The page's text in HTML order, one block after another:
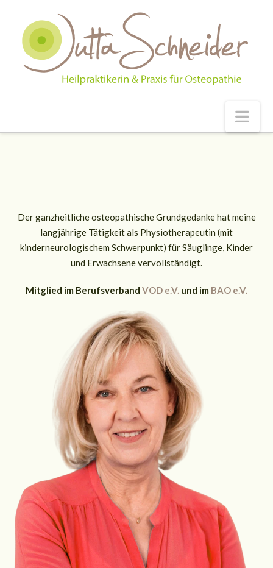
Der ganzheitliche osteopathische Grundgedanke hat meine
langjährige Tätigkeit als Physiotherapeutin (mit
kinderneurologischem Schwerpunkt) für Säuglinge, Kinder
und Erwachsene vervollständigt.
Mitglied im Berufsverband VOD e.V. und im BAO e.V.